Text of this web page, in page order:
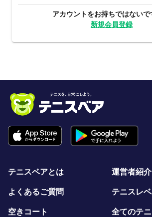
アカウントをお持ちではないで
新規会員登録
テニスベアとは 運営者紹介
よくあるご質問 テニスレ
空きコート 全てのテ